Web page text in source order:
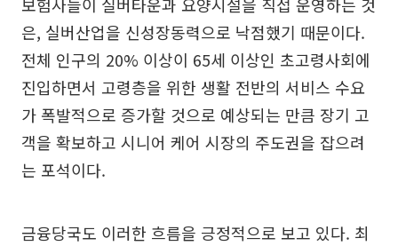
은, 실버산업을 신성장동력으로 낙점했기 때문이다.
전체 인구의 20% 이상이 65세 이상인 초고령사회에
진입하면서 고령층을 위한 생활 전반의 서비스 수요
가 폭발적으로 증가할 것으로 예상되는 만큼 장기 고
객을 확보하고 시니어 케어 시장의 주도권을 잡으려
는 포석이다.
금융당국도 이러한 흐름을 긍정적으로 보고 있다. 최